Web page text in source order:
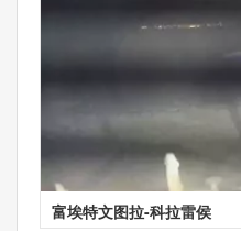
富埃特文图拉-科拉雷侯